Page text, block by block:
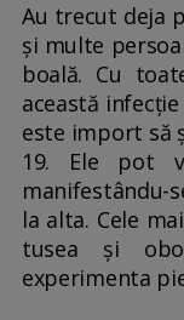
Au trecut deja
și multe
boală. Cu
această
este import să
19. Ele pot
manifestându-
la alta. Cele
tusea și
experimenta